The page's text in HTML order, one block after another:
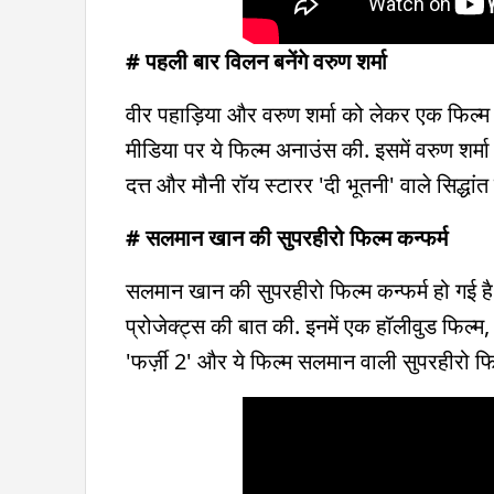
# पहली बार विलन बनेंगे वरुण शर्मा
वीर पहाड़िया और वरुण शर्मा को लेकर एक
मीडिया पर ये फिल्म अनाउंस की. इसमें वरुण
दत्त और मौनी रॉय स्टारर 'दी भूतनी' वाले
# सलमान खान की सुपरहीरो फिल्म कन्फर्म
सलमान खान की सुपरहीरो फिल्म कन्फर्म हो
प्रोजेक्ट्स की बात की. इनमें एक हॉलीवुड
'फर्ज़ी 2' और ये फिल्म सलमान वाली सुपरहीरो